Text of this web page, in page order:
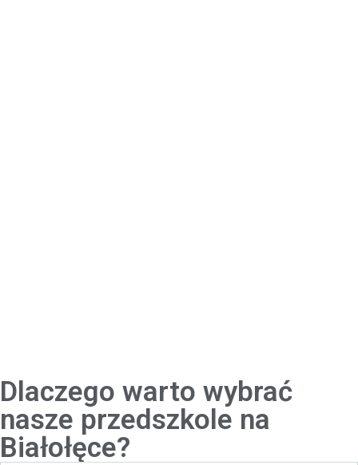
Dlaczego warto wybrać
nasze przedszkole na
Białołęce?